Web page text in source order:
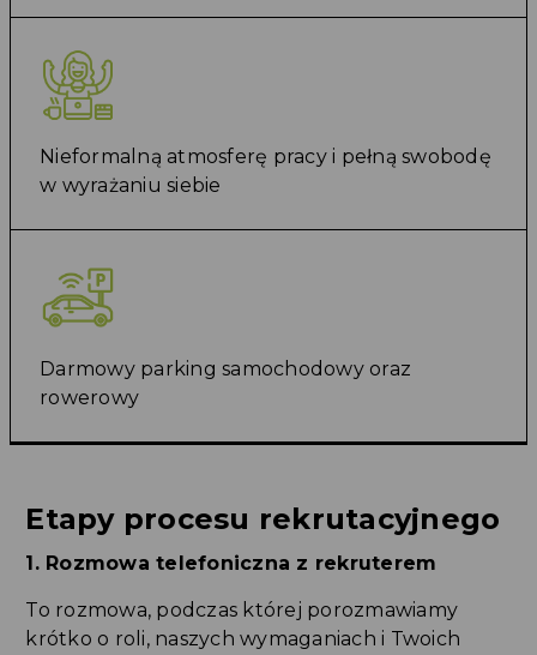
Nieformalną atmosferę pracy i pełną swobodę
w wyrażaniu siebie
Darmowy parking samochodowy oraz
rowerowy
Etapy procesu rekrutacyjnego
1. Rozmowa telefoniczna z rekruterem
To rozmowa, podczas której porozmawiamy
krótko o roli, naszych wymaganiach i Twoich